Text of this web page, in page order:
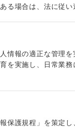
る場合は、法に従い
情報の適正な管理
を実施し、日常業
保護規程」を策定し